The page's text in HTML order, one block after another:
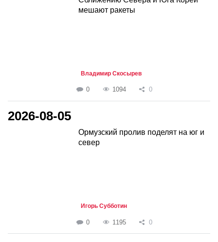
мешают ракеты
Владимир Скосырев
0 1094 0
2026-08-05
Ормузский пролив поделят на юг и
север
Игорь Субботин
0 1195 0